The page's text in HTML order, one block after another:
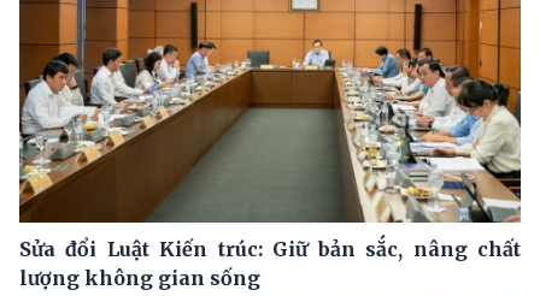
Sửa đổi Luật Kiến trúc: Giữ bản sắc, nâng chất
lượng không gian sống